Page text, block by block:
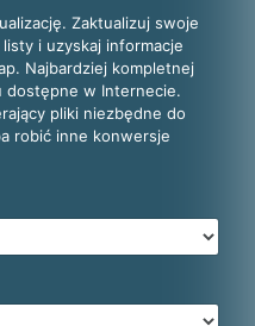
Zaktualizuj swoje
i uzyskaj informacje
Najbardziej kompletnej
dostępne w Internecie.
pliki niezbędne do
robić inne konwersje